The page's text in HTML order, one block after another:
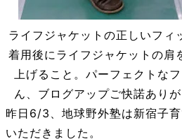
ライフジャケットの正しいフィ
着用後にライフジャケットの肩
上げること。パーフェクトな
ん、ブログアップご快諾あり
昨日6/3、地球野外塾は新宿子
いただきました。